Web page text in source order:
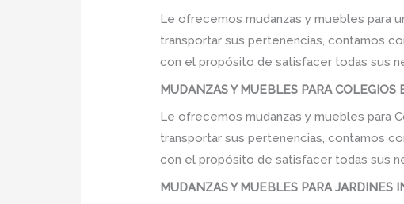
Le ofrecemos mudanzas y muebles para
transportar sus pertenencias, contamos
con el propósito de satisfacer todas sus
MUDANZAS Y MUEBLES PARA COLEGIOS
Le ofrecemos mudanzas y muebles para
transportar sus pertenencias, contamos
con el propósito de satisfacer todas sus
MUDANZAS Y MUEBLES PARA JARDINES